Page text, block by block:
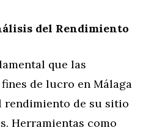
del Rendimiento
que las
de lucro en Málaga
rendimiento de su sitio
Herramientas como